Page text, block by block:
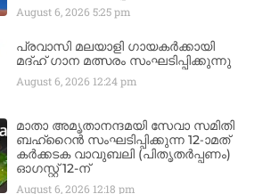
August 6, 20265:25 pm
പ്രവാസി മലയാളി ഗായകർക്കായി
മദ്ഹ് ഗാന മത്സരം സംഘടിപ്പിക്കുന്നു
August 6, 2026 12:24 pm
മാതാ അമൃതാനന്ദമയി സേവാ സമിതി
ബഹ്‌റൈൻ സംഘടിപ്പിക്കുന്ന 12-ാമത്
കർക്കടക വാവുബലി (പിതൃതർപ്പണം)
ഓഗസ്റ്റ് 12-ന്
August 6, 2026 12:18 pm